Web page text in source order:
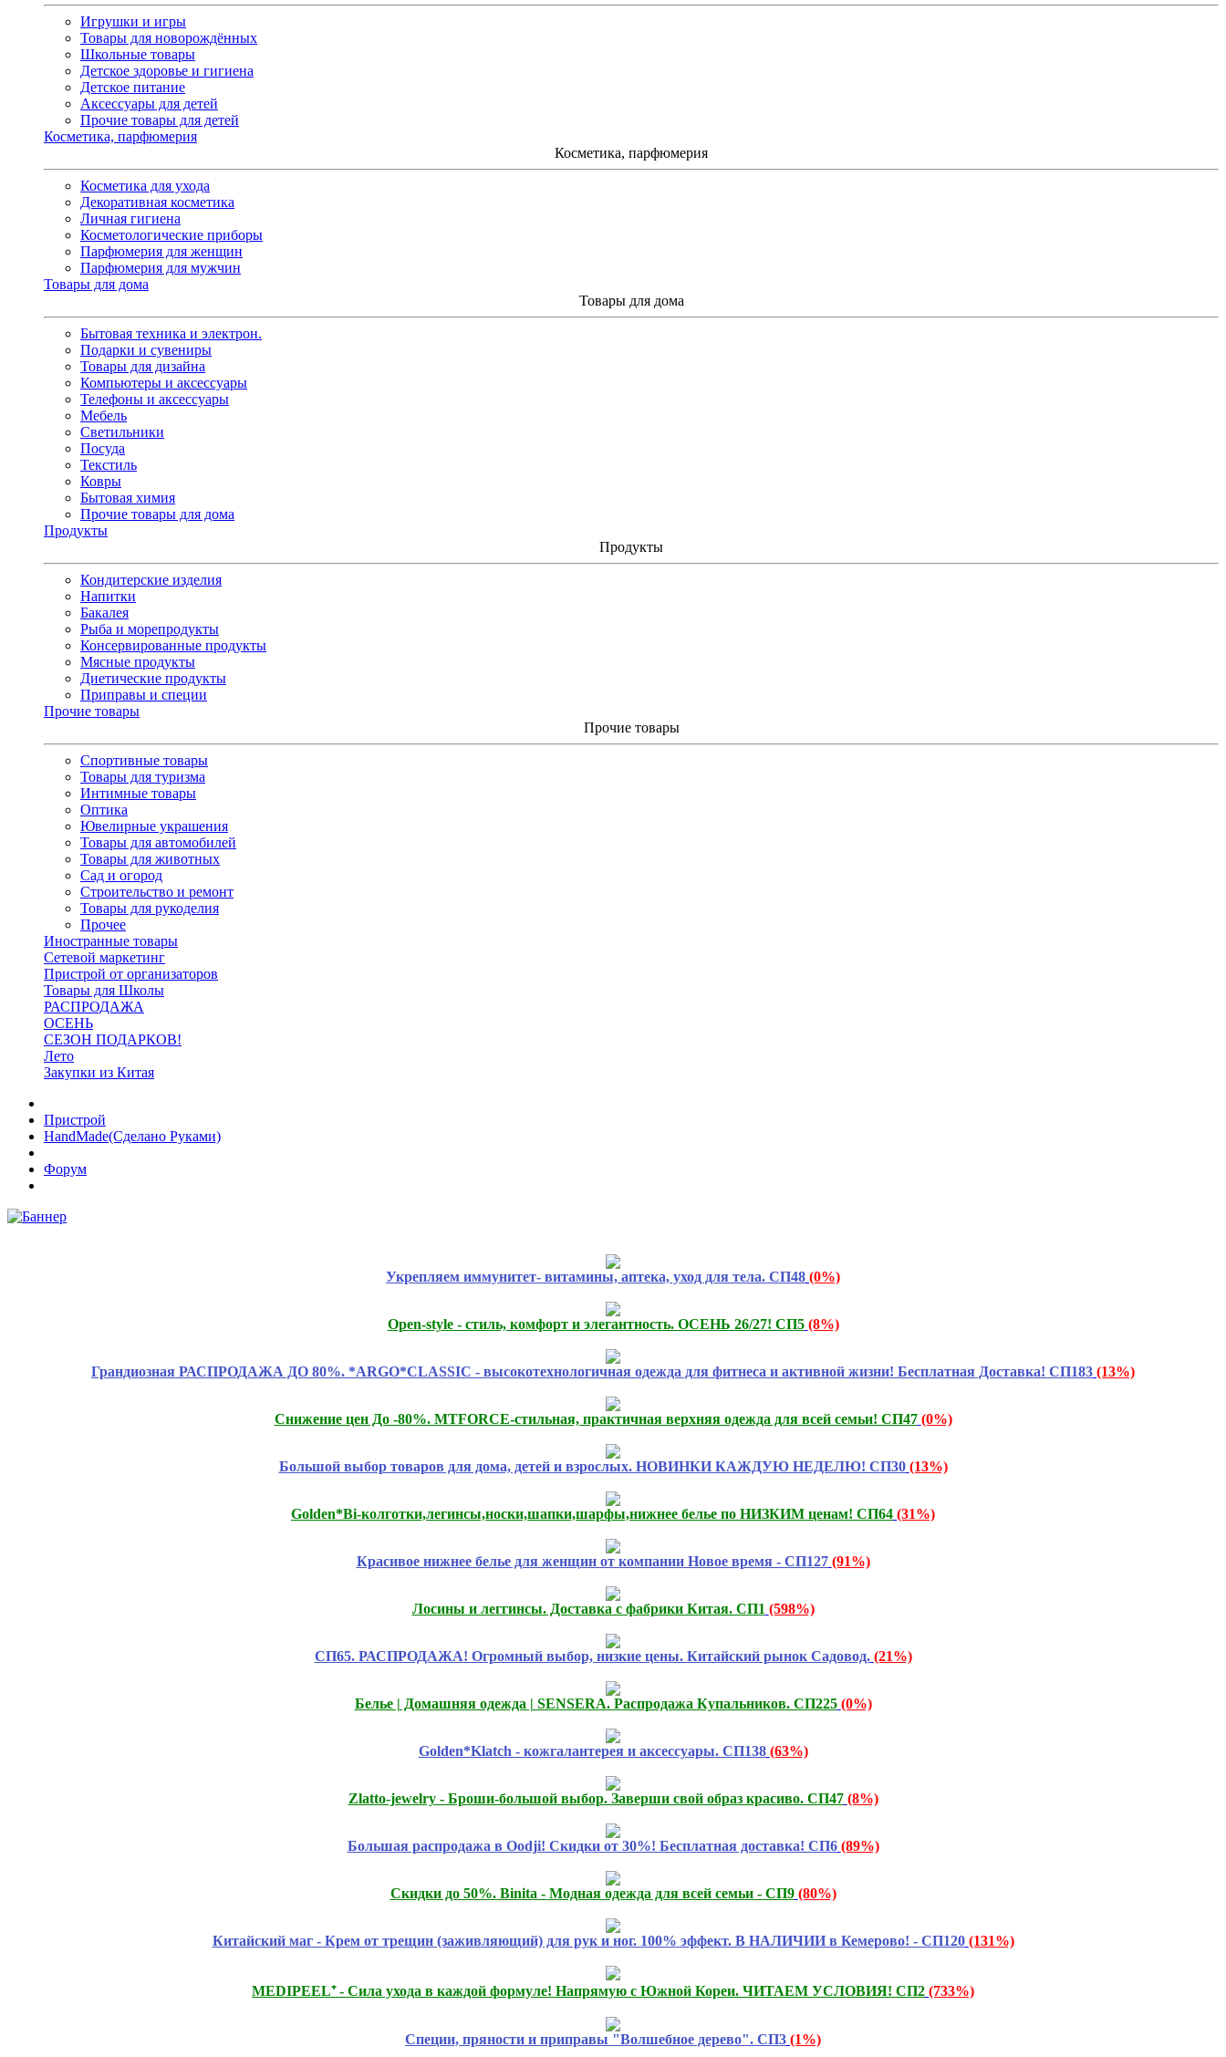
Игрушки и игры
Товары для новорождённых
Школьные товары
Детское здоровье и гигиена
Детское питание
Аксессуары для детей
Прочие товары для детей
Косметика, парфюмерия
Косметика, парфюмерия
Косметика для ухода
Декоративная косметика
Личная гигиена
Косметологические приборы
Парфюмерия для женщин
Парфюмерия для мужчин
Товары для дома
Товары для дома
Бытовая техника и электрон.
Подарки и сувениры
Товары для дизайна
Компьютеры и аксессуары
Телефоны и аксессуары
Мебель
Светильники
Посуда
Текстиль
Ковры
Бытовая химия
Прочие товары для дома
Продукты
Продукты
Кондитерские изделия
Напитки
Бакалея
Рыба и морепродукты
Консервированные продукты
Мясные продукты
Диетические продукты
Приправы и специи
Прочие товары
Прочие товары
Спортивные товары
Товары для туризма
Интимные товары
Оптика
Ювелирные украшения
Товары для автомобилей
Товары для животных
Сад и огород
Строительство и ремонт
Товары для рукоделия
Прочее
Иностранные товары
Сетевой маркетинг
Пристрой от организаторов
Товары для Школы
РАСПРОДАЖА
ОСЕНЬ
СЕЗОН ПОДАРКОВ!
Лето
Закупки из Китая
Пристрой
HandMade(Сделано Руками)
Форум
Укрепляем иммунитет- витамины, аптека, уход для тела. СП48 (0%)
Open-style - стиль, комфорт и элегантность. ОСЕНЬ 26/27! СП5 (8%)
Грандиозная РАСПРОДАЖА ДО 80%. *ARGO*CLASSIC - высокотехнологичная одежда для фитнеса и активной жизни! Бесплатная Доставка! СП183 (13%)
Снижение цен До -80%. MTFORCE-стильная, практичная верхняя одежда для всей семьи! СП47 (0%)
Большой выбор товаров для дома, детей и взрослых. НОВИНКИ КАЖДУЮ НЕДЕЛЮ! СП30 (13%)
Golden*Bi-колготки,легинсы,носки,шапки,шарфы,нижнее белье по НИЗКИМ ценам! СП64 (31%)
Красивое нижнее белье для женщин от компании Новое время - СП127 (91%)
Лосины и леггинсы. Доставка с фабрики Китая. СП1 (598%)
СП65. РАСПРОДАЖА! Огромный выбор, низкие цены. Китайский рынок Садовод. (21%)
Белье | Домашняя одежда | SENSERA. Распродажа Купальников. СП225 (0%)
Golden*Klatch - кожгалантерея и аксессуары. СП138 (63%)
Zlatto-jewelry - Броши-большой выбор. Заверши свой образ красиво. СП47 (8%)
Большая распродажа в Oodji! Скидки от 30%! Бесплатная доставка! СП6 (89%)
Скидки до 50%. Binita - Модная одежда для всей семьи - СП9 (80%)
Китайский маг - Крем от трещин (заживляющий) для рук и ног. 100% эффект. В НАЛИЧИИ в Кемерово! - СП120 (131%)
MEDIPEEL⁺ - Сила ухода в каждой формуле! Напрямую с Южной Кореи. ЧИТАЕМ УСЛОВИЯ! СП2 (733%)
Специи, пряности и приправы "Волшебное дерево". СП3 (1%)